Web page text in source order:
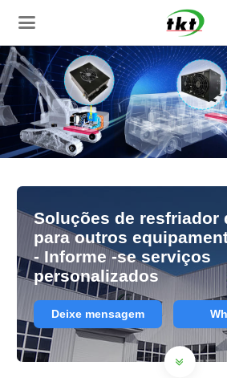
Soluções de resfriador
para outros
- Informe -se serviços
personalizados
Deixe mensagem